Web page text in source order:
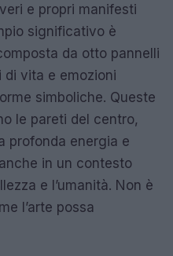
e propri manifesti
significativo è
da otto pannelli
vita e emozioni
simboliche. Queste
le pareti del centro,
profonda energia e
in un contesto
e l’umanità. Non è
l’arte possa